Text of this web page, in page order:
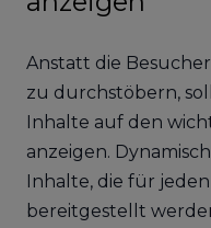
Anstatt die
zu durchstöbern,
Inhalte auf den
anzeigen.
Inhalte, die für
bereitgestellt